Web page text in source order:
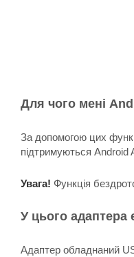
Для чого мені
За допомогою цих
підтримуються Android
Увага! Функція
У цього адаптера
Адаптер обладнаний